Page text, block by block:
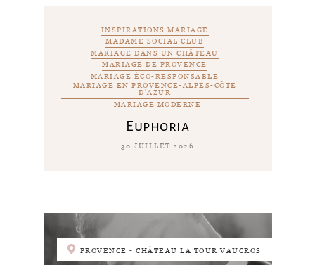
INSPIRATIONS MARIAGE
MADAME SOCIAL CLUB
MARIAGE DANS UN CHÂTEAU
MARIAGE DE PROVENCE
MARIAGE ÉCO-RESPONSABLE
MARIAGE EN PROVENCE-ALPES-CÔTE
D'AZUR
MARIAGE MODERNE
Euphoria
30 JUILLET 2026
PROVENCE - CHÂTEAU LA TOUR VAUCROS